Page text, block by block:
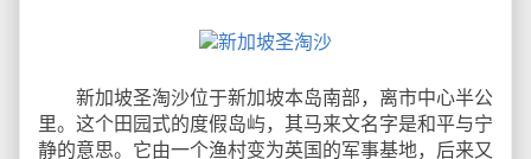
新加坡圣淘沙位于新加坡本岛南部，离市中心半公
里。这个田园式的度假岛屿，其马来文名字是和平与宁
静的意思。它由一个渔村变为英国的军事基地，后来又